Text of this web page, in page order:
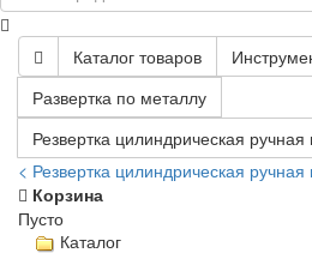
Каталог товаров
Развертка по металлу
Резвертка цилиндрическая
< Резвертка цилиндрическая
Корзина
Пусто
Каталог